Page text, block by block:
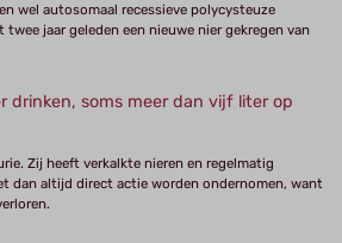
wel autosomaal recessieve polycysteuze
twee jaar geleden een nieuwe nier gekregen van
drinken, soms meer dan vijf liter op
Zij heeft verkalkte nieren en regelmatig
dan altijd direct actie worden ondernomen, want